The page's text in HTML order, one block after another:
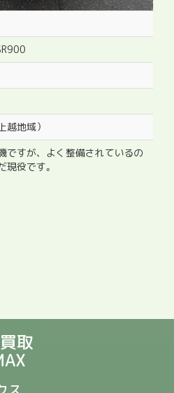
越地域）
ですが、よく整備されているの
現役です。
取